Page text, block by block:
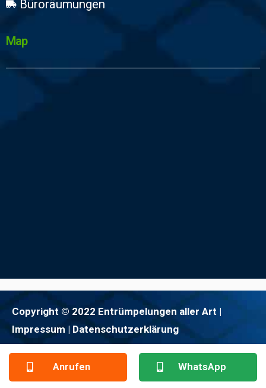
Büroräumungen
Map
Copyright © 2022 Entrümpelungen aller Art |
Impressum | Datenschutzerklärung
Anrufen WhatsApp